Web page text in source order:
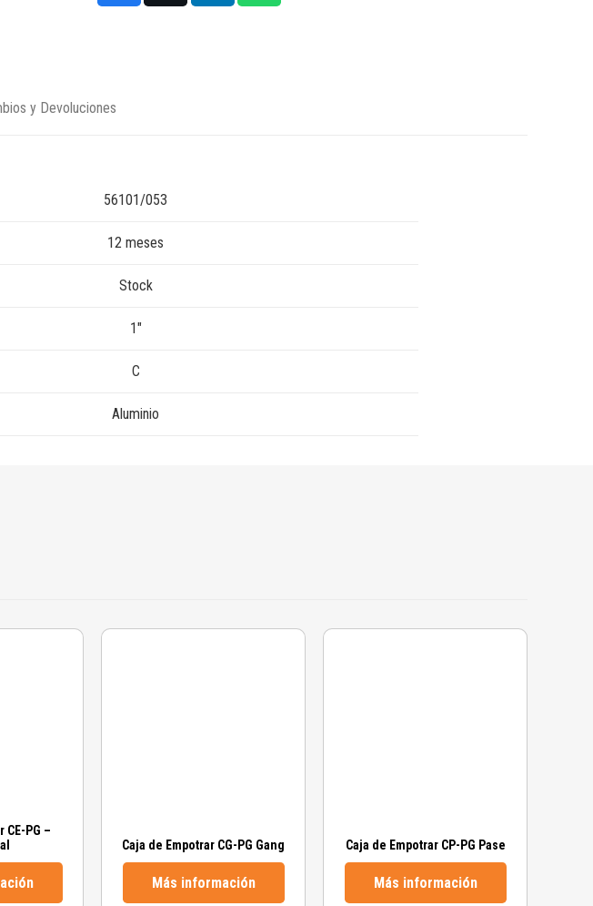
y Devoluciones
56101/053
12 meses
Stock
1″
C
Aluminio
CE-PG –
Caja de Empotrar CG-PG Gang
Más información
Caja de Empotrar CP-PG Pase
Más información